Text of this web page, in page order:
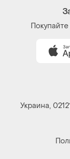
Украина,